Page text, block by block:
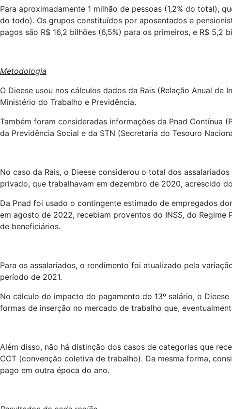
Para aproximadamente 1 milhão de pessoas (1,2% do total),
do todo). Os grupos constituídos por aposentados e
pagos são R$ 16,2 bilhões (6,5%) para os primeiros, e R$ 5,2
Metodologia
O Dieese usou nos cálculos dados da Rais (Relação Anual
Ministério do Trabalho e Previdência.
Também foram consideradas informações da Pnad Contínua
da Previdência Social e da STN (Secretaria do Tesouro
No caso da Rais, o Dieese considerou o total dos
privado, que trabalhavam em dezembro de 2020, acrescido
Da Pnad foi usado o contingente estimado de empregados
em agosto de 2022, recebiam proventos do INSS, do
de beneficiários.
Para os assalariados, o rendimento foi atualizado pela
período de 2021.
No cálculo do impacto do pagamento do 13º salário, o
formas de inserção no mercado de trabalho que,
Além disso, não há distinção dos casos de categorias que
CCT (convenção coletiva de trabalho). Da mesma forma,
pago em outra época do ano.